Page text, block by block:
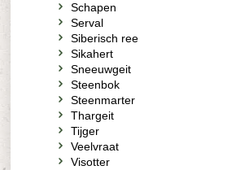
Schapen
Serval
Siberisch ree
Sikahert
Sneeuwgeit
Steenbok
Steenmarter
Thargeit
Tijger
Veelvraat
Visotter